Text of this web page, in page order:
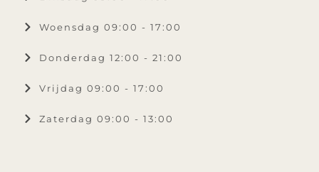
Woensdag 09:00 - 17:00
Donderdag 12:00 - 21:00
Vrijdag 09:00 - 17:00
Zaterdag 09:00 - 13:00